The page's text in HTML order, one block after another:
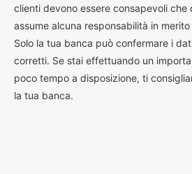
clienti devono essere consapevoli che
assume alcuna responsabilità in
Solo la tua banca può confermare i
corretti. Se stai effettuando un
poco tempo a disposizione, ti
la tua banca.